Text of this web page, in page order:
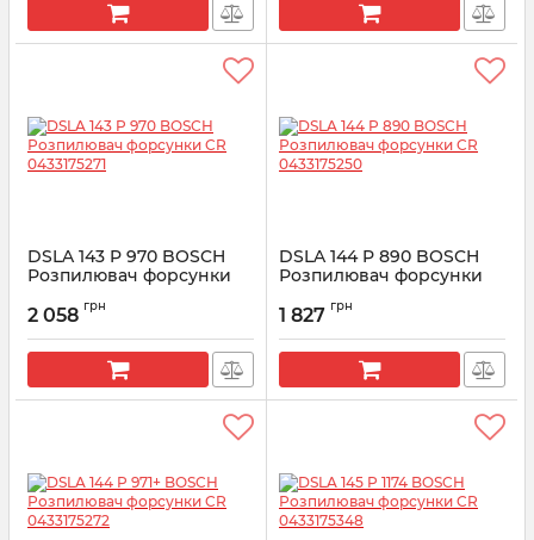
DSLA 143 P 970 BOSCH
Розпилювач форсунки
Артикул:
2 058 грн
DSLA 144 P 890 BOSCH
Розпилювач форсунки
Артикул:
1 827 грн